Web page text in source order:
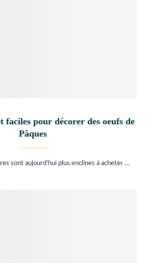
faciles pour décorer des oeufs de
Pâques
sont aujourd’hui plus enclines à acheter …